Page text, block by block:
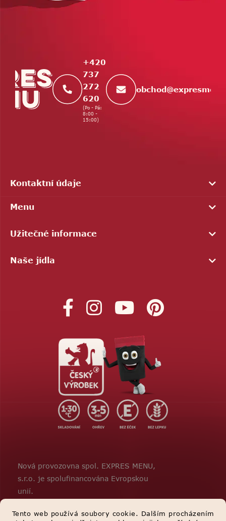
Tento web používá soubory cookie. Dalším procházením
á
+420
737
272
620
(Po - Pá:
8:00 -
15:00)
obchod@
Kontaktní údaje
Menu
Užitečné informace
Naše jídla
Nová provozovna spol. EXPRES MENU,
s.r.o. je spolufinancována Evropskou
unií.